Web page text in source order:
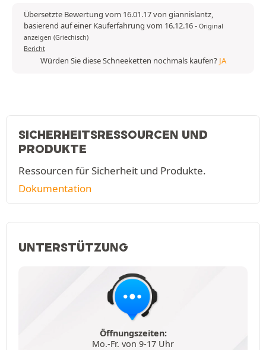
Übersetzte Bewertung vom 16.01.17 von giannislantz,
basierend auf einer Kauferfahrung vom 16.12.16- Original
anzeigen (Griechisch)
Bericht
Würden Sie diese Schneeketten nochmals kaufen? JA
SICHERHEITSRESSOURCEN UND
PRODUKTE
Ressourcen für Sicherheit und Produkte.
Dokumentation
UNTERSTÜTZUNG
Öffnungszeiten:
Mo.-Fr. von 9-17 Uhr